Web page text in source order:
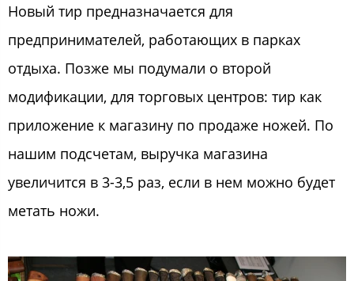
Новый тир предназначается для
предпринимателей, работающих в парках
отдыха. Позже мы подумали о второй
модификации, для торговых центров: тир как
приложение к магазину по продаже ножей. По
нашим подсчетам, выручка магазина
увеличится в 3-3,5 раз, если в нем можно будет
метать ножи.